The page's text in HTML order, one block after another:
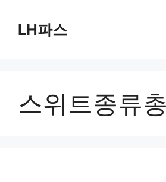
LH파스
스위트종류